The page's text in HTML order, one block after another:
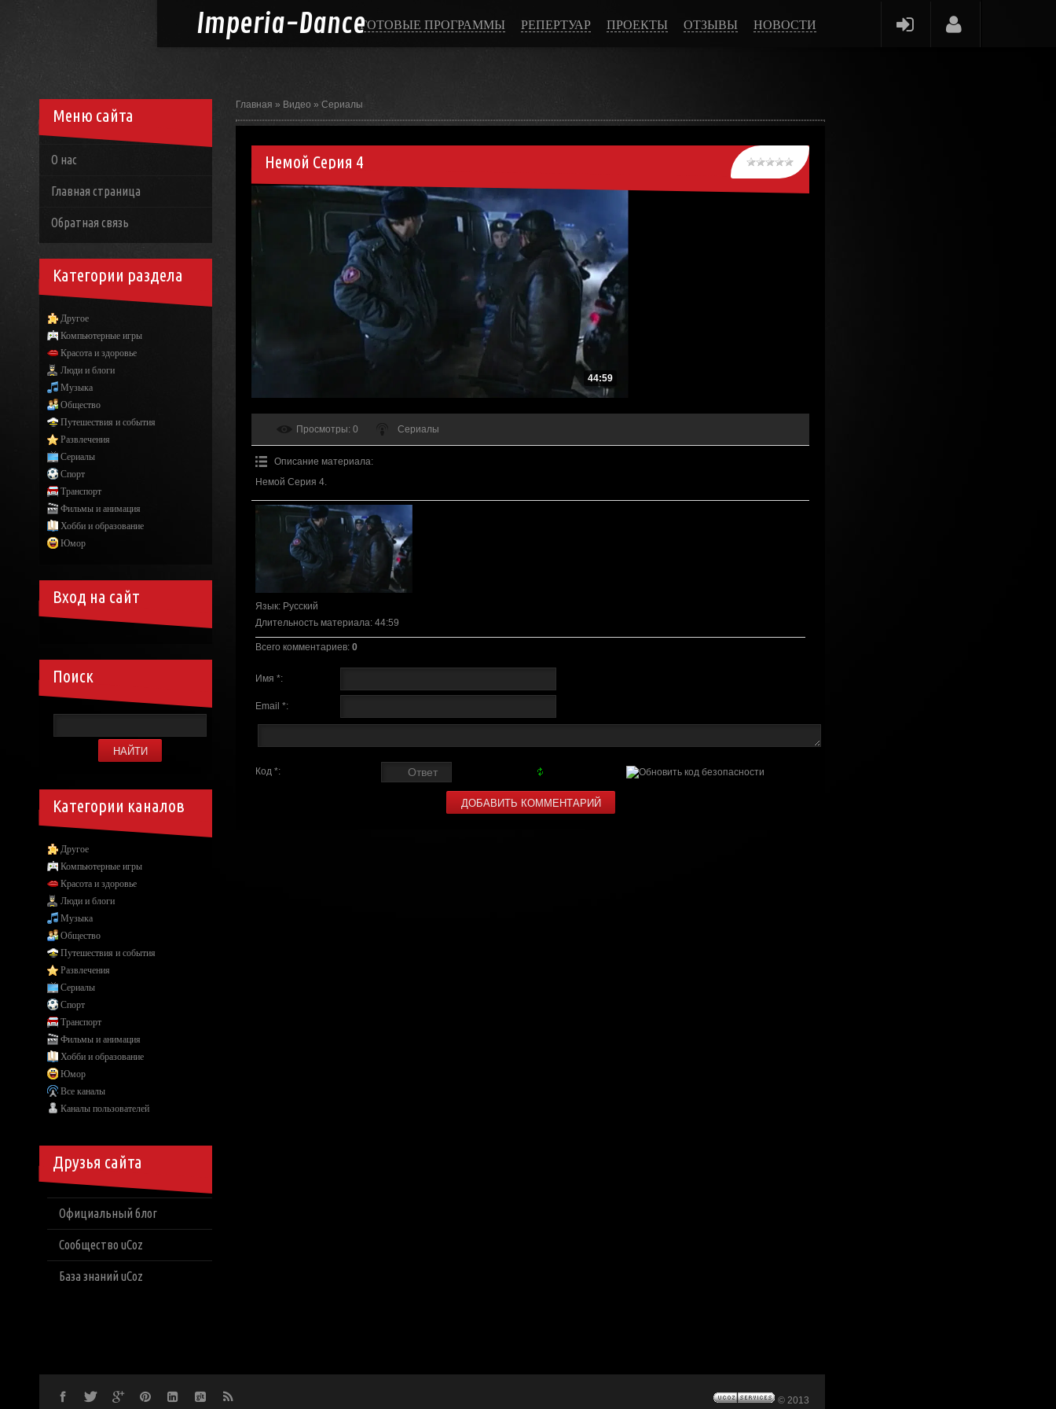
Imperia-DanceГОТОВЫЕ ПРОГРАММЫ РЕПЕРТУАР ПРОЕКТЫ ОТЗЫВЫ НОВОСТИ
Главная » Видео » Сериалы
Немой Серия 4
44:59
Просмотры: 0 Сериалы
Описание материала:
Немой Серия 4.
Язык: Русский
Длительность материала: 44:59
Всего комментариев: 0
Имя *:
Email *:
Код *:
Меню сайта
О нас
Главная страница
Обратная связь
Категории раздела
Другое
Компьютерные игры
Красота и здоровье
Люди и блоги
Музыка
Общество
Путешествия и события
Развлечения
Сериалы
Спорт
Транспорт
Фильмы и анимация
Хобби и образование
Юмор
Вход на сайт
Поиск
Категории каналов
Другое
Компьютерные игры
Красота и здоровье
Люди и блоги
Музыка
Общество
Путешествия и события
Развлечения
Сериалы
Спорт
Транспорт
Фильмы и анимация
Хобби и образование
Юмор
Все каналы
Каналы пользователей
Друзья сайта
Официальный блог
Сообщество uCoz
База знаний uCoz
© 2013